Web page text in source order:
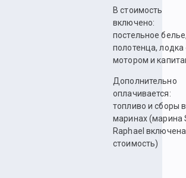
В стоимость
включено:
постельное
полотенца, лодка
мотором и
Дополнительно
оплачивается:
топливо и сборы в
маринах (марина
Raphael
стоимость)